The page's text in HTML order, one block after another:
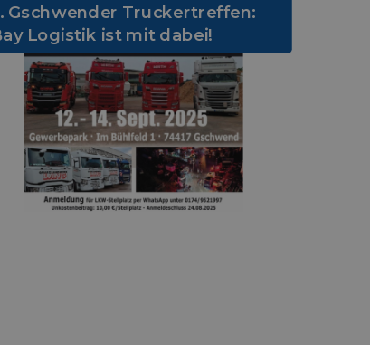
Gschwender Truckertreffen:
Logistik ist mit dabei!